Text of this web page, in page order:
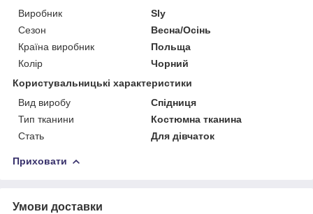
Виробник
Sly
Сезон
Весна/Осінь
Країна виробник
Польща
Колір
Чорний
Користувальницькі характеристики
Вид виробу
Спідниця
Тип тканини
Костюмна тканина
Стать
Для дівчаток
Приховати
Умови доставки